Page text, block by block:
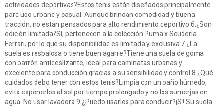
actividades deportivas?Estos tenis están diseñados principalmente
para uso urbano y casual. Aunque brindan comodidad y buena
tracción, no están pensados para alto rendimiento deportivo.6.¿Son
edición limitada?Sí, pertenecen a la colección Puma x Scuderia
Ferrari, por lo que su disponibilidad es limitada y exclusiva.7.¿La
suela es resbalosa o tiene buen agarre?Tiene una suela de goma
con patrón antideslizante, ideal para caminatas urbanas y
excelente para conducción gracias a su sensibilidad y control.8.¿Qué
cuidados debo tener con estos tenis?Limpia con un paño húmedo,
evita exponerlos al sol por tiempo prolongado y no los sumerjas en
agua. No usar lavadora.9.¿Puedo usarlos para conducir?¡Sí! Su suela